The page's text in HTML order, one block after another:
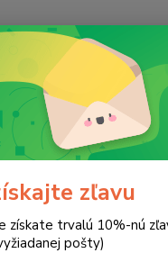
zľavu
získate trvalú 10%-nú
pošty)